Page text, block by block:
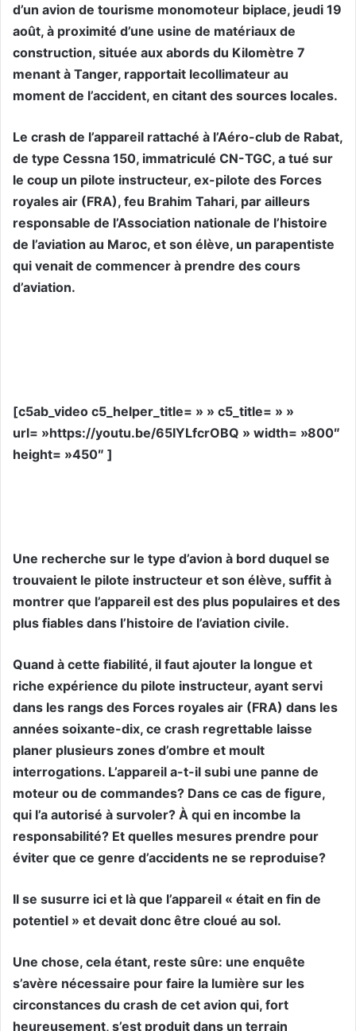
d’un avion de tourisme monomoteur biplace, jeudi 19
août, à proximité d’une usine de matériaux de
construction, située aux abords du Kilomètre 7
menant à Tanger, rapportait lecollimateur au
moment de l’accident, en citant des sources locales.
Le crash de l’appareil rattaché à l’Aéro-club de Rabat,
de type Cessna 150, immatriculé CN-TGC, a tué sur
le coup un pilote instructeur, ex-pilote des Forces
royales air (FRA), feu Brahim Tahari, par ailleurs
responsable de l’Association nationale de l’histoire
de l’aviation au Maroc, et son élève, un parapentiste
qui venait de commencer à prendre des cours
d’aviation.
[c5ab_video c5_helper_title= » » c5_title= » »
url= »https://youtu.be/65IYLfcrOBQ » width= »800″
height= »450″ ]
Une recherche sur le type d’avion à bord duquel se
trouvaient le pilote instructeur et son élève, suffit à
montrer que l’appareil est des plus populaires et des
plus fiables dans l’histoire de l’aviation civile.
Quand à cette fiabilité, il faut ajouter la longue et
riche expérience du pilote instructeur, ayant servi
dans les rangs des Forces royales air (FRA) dans les
années soixante-dix, ce crash regrettable laisse
planer plusieurs zones d’ombre et moult
interrogations. L’appareil a-t-il subi une panne de
moteur ou de commandes? Dans ce cas de figure,
qui l’a autorisé à survoler? À qui en incombe la
responsabilité? Et quelles mesures prendre pour
éviter que ce genre d’accidents ne se reproduise?
Il se susurre ici et là que l’appareil « était en fin de
potentiel » et devait donc être cloué au sol.
Une chose, cela étant, reste sûre: une enquête
s’avère nécessaire pour faire la lumière sur les
circonstances du crash de cet avion qui, fort
heureusement, s’est produit dans un terrain